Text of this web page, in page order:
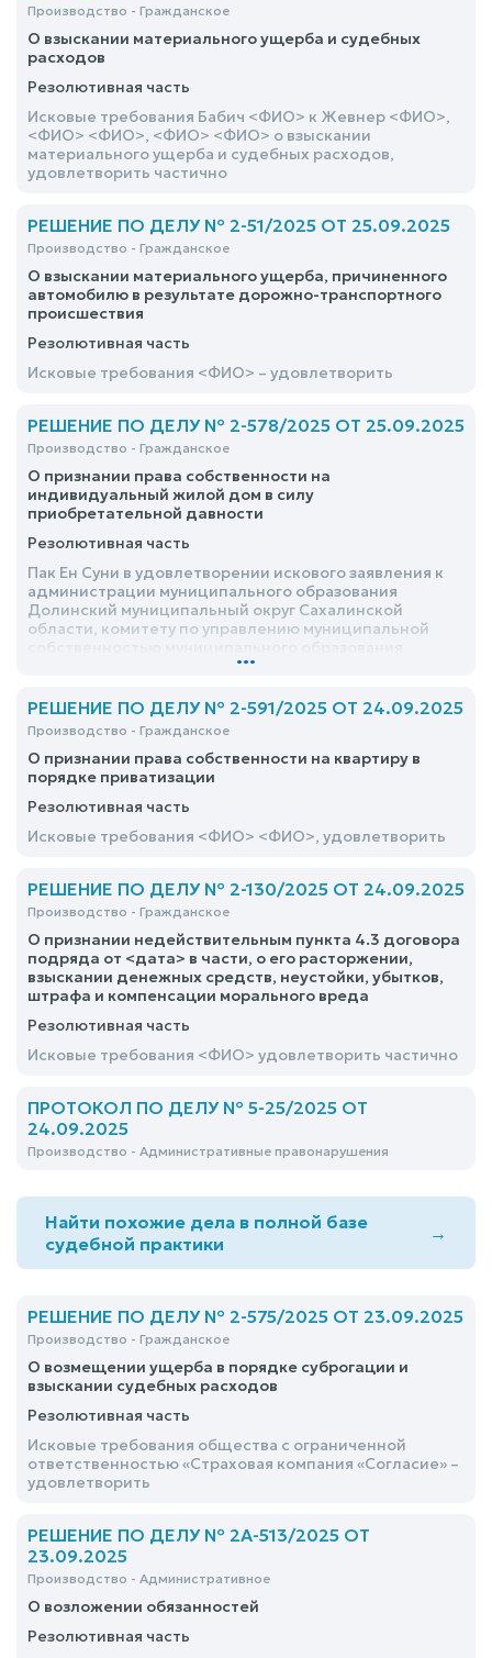
Производство - Гражданское
О взыскании материального ущерба и судебных
расходов
Резолютивная часть
Исковые требования Бабич <ФИО> к Жевнер <ФИО>,
<ФИО> <ФИО>, <ФИО> <ФИО> о взыскании
материального ущерба и судебных расходов,
удовлетворить частично
РЕШЕНИЕ ПО ДЕЛУ № 2-51/2025 ОТ 25.09.2025
Производство - Гражданское
О взыскании материального ущерба, причиненного
автомобилю в результате дорожно-транспортного
происшествия
Резолютивная часть
Исковые требования <ФИО> – удовлетворить
РЕШЕНИЕ ПО ДЕЛУ № 2-578/2025 ОТ 25.09.2025
Производство - Гражданское
О признании права собственности на
индивидуальный жилой дом в силу
приобретательной давности
Резолютивная часть
Пак Ен Суни в удовлетворении искового заявления к
администрации муниципального образования
Долинский муниципальный округ Сахалинской
области, комитету по управлению муниципальной
Долинский муниципальный округ Сахалинской
индивидуальный жилой дом в силу
приобретательной давности, отказать
...
РЕШЕНИЕ ПО ДЕЛУ № 2-591/2025 ОТ 24.09.2025
Производство - Гражданское
О признании права собственности на квартиру в
порядке приватизации
Резолютивная часть
Исковые требования <ФИО> <ФИО>, удовлетворить
РЕШЕНИЕ ПО ДЕЛУ № 2-130/2025 ОТ 24.09.2025
Производство - Гражданское
О признании недействительным пункта 4.3 договора
подряда от <дата> в части, о его расторжении,
взыскании денежных средств, неустойки, убытков,
штрафа и компенсации морального вреда
Резолютивная часть
Исковые требования <ФИО> удовлетворить частично
ПРОТОКОЛ ПО ДЕЛУ № 5-25/2025 ОТ
24.09.2025
Производство - Административные правонарушения
Найти похожие дела в полной базе
судебной практики
→
РЕШЕНИЕ ПО ДЕЛУ № 2-575/2025 ОТ 23.09.2025
Производство - Гражданское
О возмещении ущерба в порядке суброгации и
взыскании судебных расходов
Резолютивная часть
Исковые требования общества с ограниченной
ответственностью «Страховая компания «Согласие» –
удовлетворить
РЕШЕНИЕ ПО ДЕЛУ № 2А-513/2025 ОТ
23.09.2025
Производство - Административное
О возложении обязанностей
Резолютивная часть